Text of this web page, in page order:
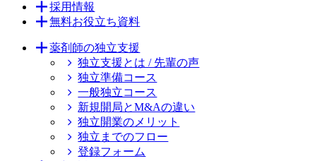
採用情報
無料お役立ち資料
薬剤師の独立支援
独立支援とは / 先輩の声
独立準備コース
一般独立コース
新規開局とM&Aの違い
独立開業のメリット
独立までのフロー
登録フォーム